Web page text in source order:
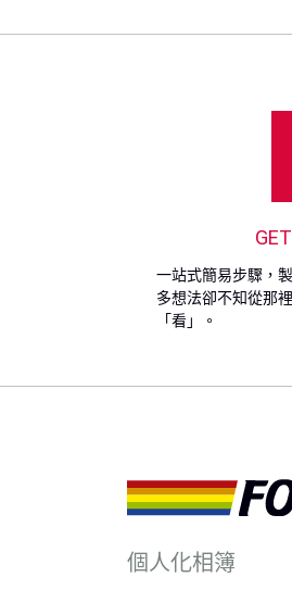
一站式簡易步驟，
多想法卻不知從那
「看」。
個人化相簿